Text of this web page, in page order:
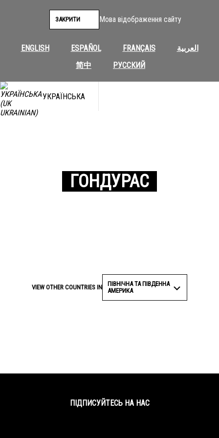
Мова відображення сайту
ENGLISH ESPAÑOL FRANÇAIS
العربية
简中
РУССКИЙ
ЗАКРИТИ
УКРАЇНСЬКА
ГОНДУРАС
VIEW OTHER COUNTRIES IN
ПІВНІЧНА ТА ПІВДЕННА
АМЕРИКА
ПІДПИСУЙТЕСЬ НА НАС